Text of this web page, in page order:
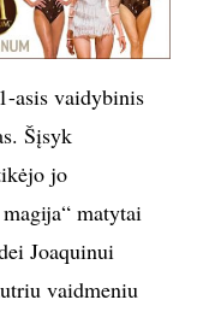
asis vaidybinis
Šįsyk
jo
matytai
Joaquinui
vaidmeniu